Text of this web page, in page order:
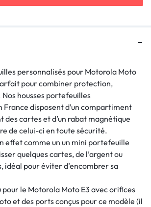
personnalisés pour Motorola Moto
pour combiner protection,
housses portefeuilles
France disposent d’un compartiment
des cartes et d’un rabat magnétique
de celui-ci en toute sécurité.
effet comme un un mini portefeuille
quelques cartes, de l’argent ou
idéal pour éviter d’encombrer sa
pour le Motorola Moto E3 avec orifices
et des ports conçus pour ce modèle (il